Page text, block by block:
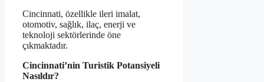
Cincinnati, özellikle ileri imalat,
otomotiv, sağlık, ilaç, enerji ve
teknoloji sektörlerinde öne
çıkmaktadır.
Cincinnati’nin Turistik Potansiyeli
Nasıldır?